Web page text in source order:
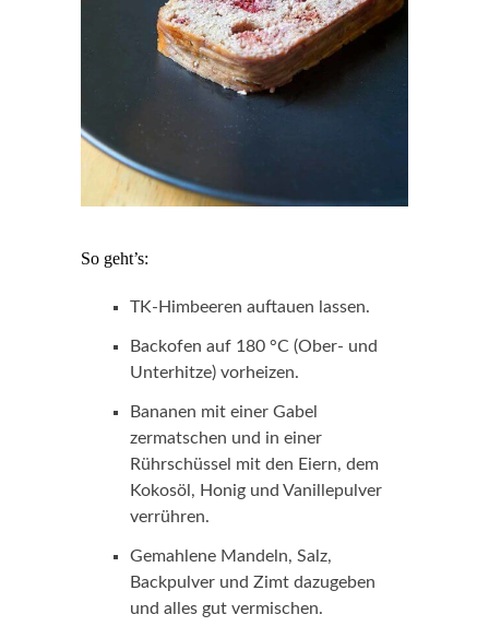
So geht’s:
TK-Himbeeren auftauen lassen.
Backofen auf 180 °C (Ober- und
Unterhitze) vorheizen.
Bananen mit einer Gabel
zermatschen und in einer
Rührschüssel mit den Eiern, dem
Kokosöl, Honig und Vanillepulver
verrühren.
Gemahlene Mandeln, Salz,
Backpulver und Zimt dazugeben
und alles gut vermischen.